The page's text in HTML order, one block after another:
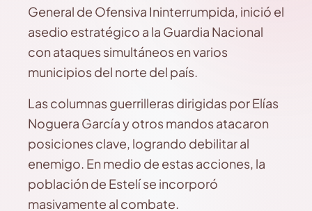
General de Ofensiva Ininterrumpida, inició el
asedio estratégico a la Guardia Nacional
con ataques simultáneos en varios
municipios del norte del país.
Las columnas guerrilleras dirigidas por Elías
Noguera García y otros mandos atacaron
posiciones clave, logrando debilitar al
enemigo. En medio de estas acciones, la
población de Estelí se incorporó
masivamente al combate.